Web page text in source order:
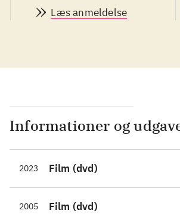
Læs anmeldelse
Informationer og
2023 Film (dvd)
2005 Film (dvd)